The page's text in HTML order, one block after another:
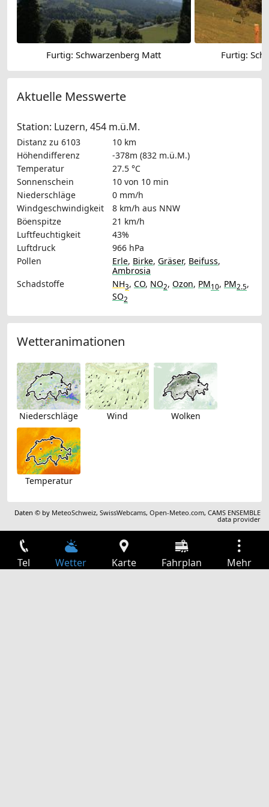
Furtig: Schwarzenberg Matt Furtig:
Aktuelle Messwerte
Station: Luzern, 454 m.ü.M.
Distanz zu 6103
10 km
Höhendifferenz
-378m (832 m.ü.M.)
Temperatur
27.5 °C
Sonnenschein
10 von 10 min
Niederschläge
0 mm/h
Windgeschwindigkeit
8 km/h aus NNW
Böenspitze
21 km/h
Luftfeuchtigkeit
43%
Luftdruck
966 hPa
Pollen
Erle, Birke, Gräser, Beifuss,
Ambrosia
Schadstoffe
NH3, CO, NO2, Ozon, PM10, PM2.5,
SO2
Wetteranimationen
Niederschläge Wind Wolken
Temperatur
Daten © by MeteoSchweiz,SwissWebcams,Open-Meteo.com,CAMS ENSEMBLE
data provider
Tel Wetter Karte Fahrplan Mehr